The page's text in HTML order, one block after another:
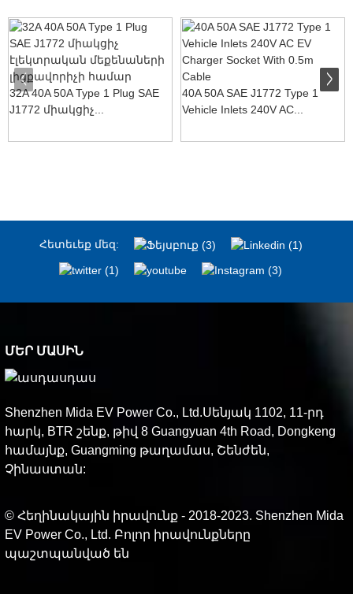
32A 40A 50A Type 1 Plug SAE
J1772 միակցիչ...
40A 50A SAE J1772 Type 1
Vehicle Inlets 240V AC...
Հետեւեք մեզ:
ՄԵՐ ՄԱՍԻՆ
Shenzhen Mida EV Power Co., Ltd.Սենյակ 1102, 11-րդ
հարկ, BTR շենք, թիվ 8 Guangyuan 4th Road, Dongkeng
համայնք, Guangming թաղամաս, Շենժեն,
Չինաստան:
© Հեղինակային իրավունք - 2018-2023. Shenzhen Mida
EV Power Co., Ltd. Բոլոր իրավունքները
պաշտպանված են